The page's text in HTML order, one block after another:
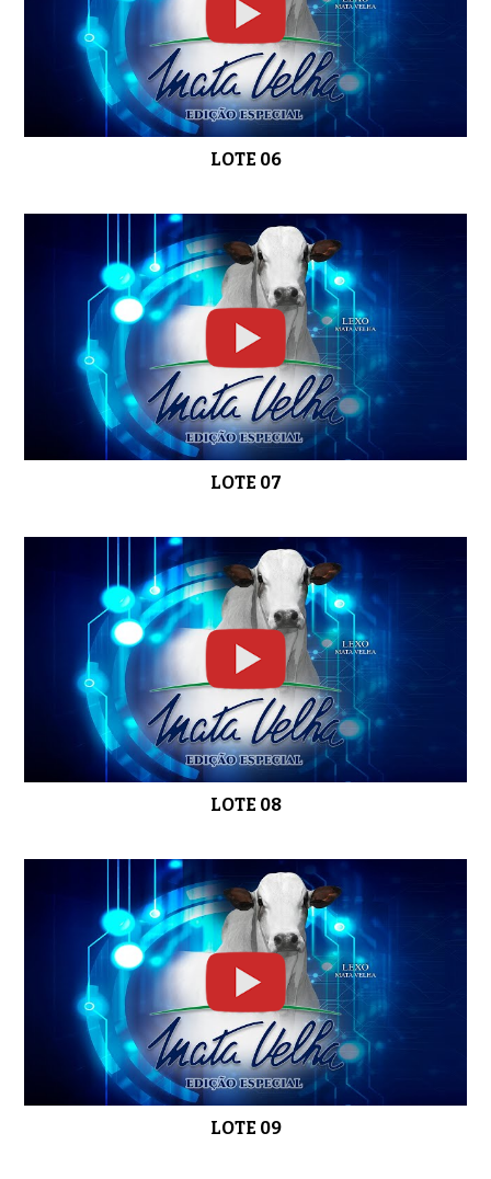
0:40 LOTE 21
LOTE 22
0:52 LOTE 23
0:39 LOTE 24
0:52 LOTE 25
LOTE 26
LOTE 27
0:45 LOTE 28
0:37 LOTE 29
LOTE 06
LOTE 07
LOTE 08
LOTE 09